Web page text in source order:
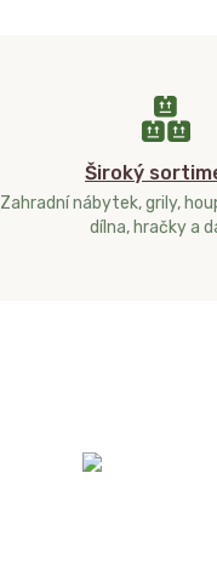
Široký
Zahradní nábytek, grily,
dílna, hračky a